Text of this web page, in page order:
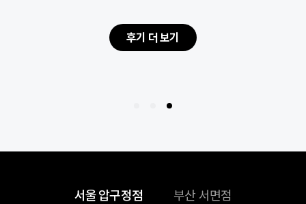
소화불량을 달고 살았습니다. 그런 저는 항상 거울을
볼때마다 극심한 스트레스를 받았습니다
후기 더 보기
서울 압구정점 부산 서면점